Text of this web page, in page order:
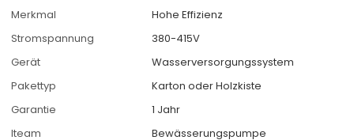
Merkmal
Hohe Effizienz
Stromspannung
380-415V
Gerät
Wasserversorgungssystem
Pakettyp
Karton oder Holzkiste
Garantie
1 Jahr
Iteam
Bewässerungspumpe